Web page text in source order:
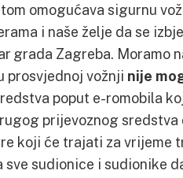
omogućava sigurnu
i naše želje da se
grada Zagreba. Moramo
prosvjednoj vožnji nije
poput e-romobila
prijevoznog
koji će trajati za vrijeme
sve sudionice i sudionike